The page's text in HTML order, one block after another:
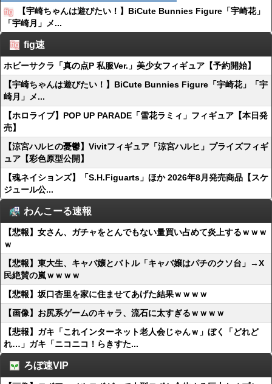
【宇崎ちゃんは遊びたい！】BiCute Bunnies Figure「宇崎花」
「宇崎月」メ...
fig速
ホビーサクラ「真の点P 私服Ver.」美少女フィギュア【予約開始】
【宇崎ちゃんは遊びたい！】BiCute Bunnies Figure「宇崎花」「宇
崎月」メ...
【ホロライブ】POP UP PARADE「雪花ラミィ」フィギュア【本日発
売】
【涼宮ハルヒの憂鬱】Vivitフィギュア「涼宮ハルヒ」プライズフィギ
ュア【彩色原型公開】
【魂ネイションズ】「S.H.Figuarts」ほか 2026年8月発売商品【スケ
ジュール公...
わんこーる速報
【悲報】女さん、ガチャをとんでもない量買い占めて炎上するｗｗｗ
ｗ
【悲報】東大生、キャバ嬢とバトル「キャバ嬢はパチのクソ台」→X
民絶賛の嵐ｗｗｗｗ
【悲報】坂口杏里を家に住ませてあげた結果ｗｗｗｗ
【画像】お尻系ゲームのキャラ、流石に太すぎるｗｗｗｗ
【悲報】ガキ「これインターネット老人会じゃんｗ」ぼく「どれど
れ…」ガキ「ニコニコ！らきすた...
ろぼ速VIP